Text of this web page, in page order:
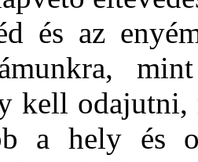
és az
kell odajutni,
a hely és